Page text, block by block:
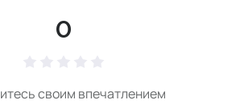
0
своим впечатлением